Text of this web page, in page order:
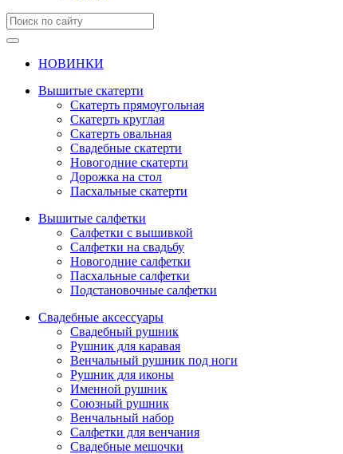
НОВИНКИ
Вышитые скатерти
Скатерть прямоугольная
Скатерть круглая
Скатерть овальная
Свадебные скатерти
Новогодние скатерти
Дорожка на стол
Пасхальные скатерти
Вышитые салфетки
Салфетки с вышивкой
Салфетки на свадьбу
Новогодние салфетки
Пасхальные салфетки
Подстановочные салфетки
Свадебные аксессуары
Свадебный рушник
Рушник для каравая
Венчальный рушник под ноги
Рушник для иконы
Именной рушник
Союзный рушник
Венчальный набор
Салфетки для венчания
Свадебные мешочки